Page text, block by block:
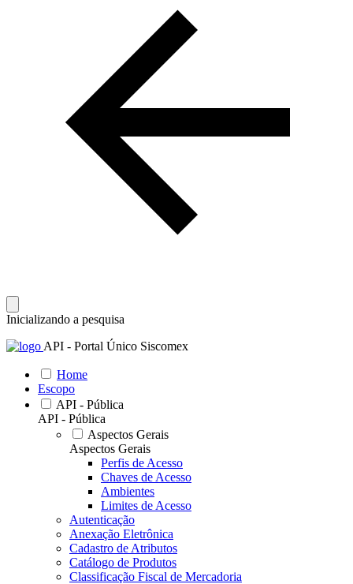
Inicializando a pesquisa
API - Portal Único Siscomex
Home
Escopo
API - Pública
API - Pública
Aspectos Gerais
Aspectos Gerais
Perfis de Acesso
Chaves de Acesso
Ambientes
Limites de Acesso
Autenticação
Anexação Eletrônica
Cadastro de Atributos
Catálogo de Produtos
Classificação Fiscal de Mercadoria